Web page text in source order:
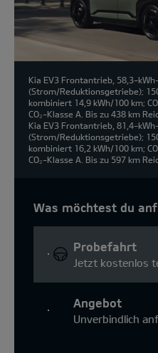
Kia EV3 Frontantrieb, 58,3-
(Strom/Reduktionsgetriebe);
kombiniert 14,9 kWh/100 km;
CO₂-Klasse A. Bis zu 438 km
Kia EV3 Frontantrieb, 81,4-
(Strom/Reduktionsgetriebe);
kombiniert 16,2 kWh/100 km;
CO₂-Klasse A. Bis zu 597 km
Was möchtest du
Probefahrt
Jetzt kostenlos
Angebot
Unverbindlich